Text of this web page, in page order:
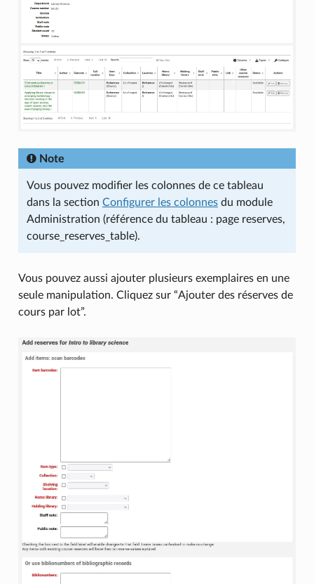
Note
Vous pouvez modifier les colonnes de ce tableau
dans la section Configurer les colonnesdu module
Administration (référence du tableau : page reserves,
course_reserves_table).
Vous pouvez aussi ajouter plusieurs exemplaires en une
seule manipulation. Cliquez sur “Ajouter des réserves de
cours par lot”.